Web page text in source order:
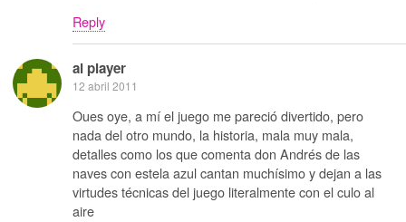
Reply
al player
12 abril 2011
Oues oye, a mí el juego me pareció divertido, pero
nada del otro mundo, la historia, mala muy mala,
detalles como los que comenta don Andrés de las
naves con estela azul cantan muchísimo y dejan a las
virtudes técnicas del juego literalmente con el culo al
aire